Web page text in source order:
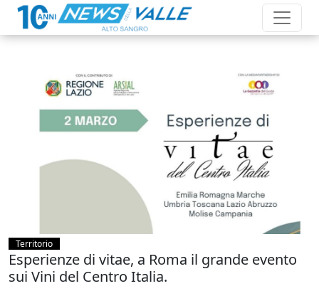
Territorio
Esperienze di vitae, a Roma il grande evento
sui Vini del Centro Italia.